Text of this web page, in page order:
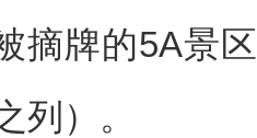
摘牌的5A景
列）。